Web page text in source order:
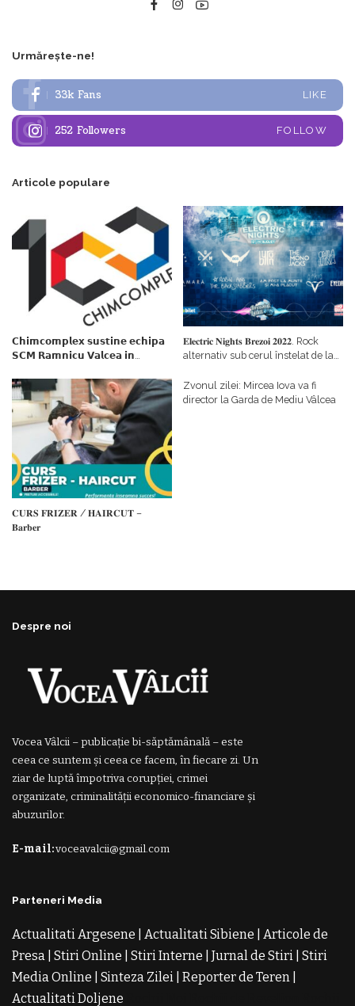
Urmărește-ne!
33k Fans LIKE
252 Followers FOLLOW
Articole populare
𝗖𝗵𝗶𝗺𝗰𝗼𝗺𝗽𝗹𝗲𝘅 𝘀𝘂𝘀𝘁𝗶𝗻𝗲 𝗲𝗰𝗵𝗶𝗽𝗮
𝗦𝗖𝗠 𝗥𝗮𝗺𝗻𝗶𝗰𝘂 𝗩𝗮𝗹𝗰𝗲𝗮 𝗶𝗻
𝗳𝗶𝗻𝗮𝗻𝘁𝗮𝘁𝗼𝗿
𝐄𝐥𝐞𝐜𝐭𝐫𝐢𝐜 𝐍𝐢𝐠𝐡𝐭𝐬 𝐁𝐫𝐞𝐳𝐨𝐢 𝟐𝟎𝟐𝟐. Rock
alternativ sub cerul înstelat de la
𝐂𝐔𝐑𝐒 𝐅𝐑𝐈𝐙𝐄𝐑 / 𝐇𝐀𝐈𝐑𝐂𝐔𝐓 –
𝐁𝐚𝐫𝐛𝐞𝐫
Zvonul zilei: Mircea Iova va fi
director la Garda de Mediu Vâlcea
Despre noi
Vocea Vâlcii – publicație bi-săptămânală – este
ceea ce suntem și ceea ce facem, în fiecare zi. Un
ziar de luptă împotriva corupției, crimei
organizate, criminalității economico-financiare și
abuzurilor.
E-mail:voceavalcii@gmail.com
Parteneri Media
Actualitati Argesene Actualitati Sibiene
Articole de
Presa Stiri Online Stiri Interne Jurnal de Stiri Stiri
Media Online
Sinteza Zilei Reporter de Teren
Actualitati Doljene